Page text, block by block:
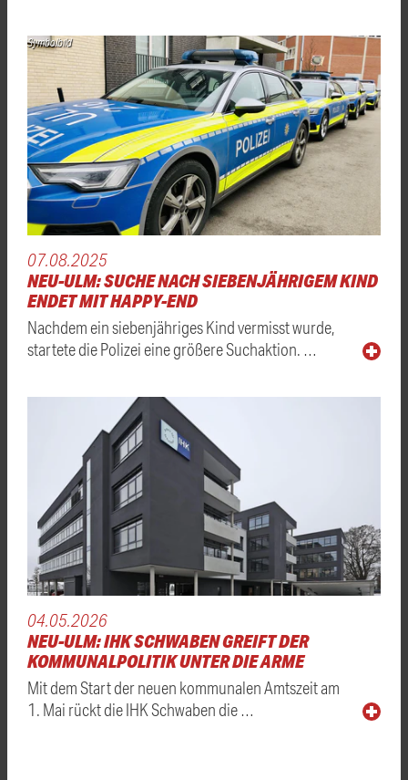
Symbolbild
07.08.2025
NEU-ULM: SUCHE NACH SIEBENJÄHRIGEM KIND
ENDET MIT HAPPY-END
Nachdem ein siebenjähriges Kind vermisst wurde,
startete die Polizei eine größere Suchaktion. …
04.05.2026
NEU-ULM: IHK SCHWABEN GREIFT DER
KOMMUNALPOLITIK UNTER DIE ARME
Mit dem Start der neuen kommunalen Amtszeit am
1. Mai rückt die IHK Schwaben die …